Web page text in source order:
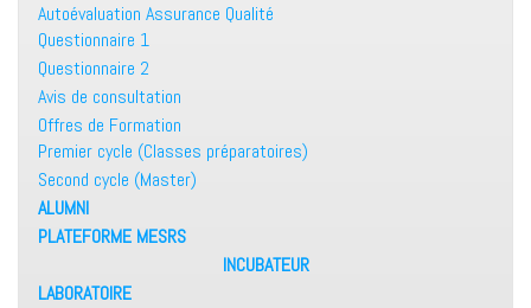
Autoévaluation Assurance Qualité
Questionnaire 1
Questionnaire 2
Avis de consultation
Offres de Formation
Premier cycle (Classes préparatoires)
Second cycle (Master)
ALUMNI
PLATEFORME MESRS
INCUBATEUR
LABORATOIRE